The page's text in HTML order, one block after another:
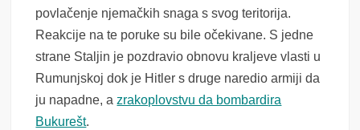
povlačenje njemačkih snaga s svog teritorija.
Reakcije na te poruke su bile očekivane. S jedne
strane Staljin je pozdravio obnovu kraljeve vlasti u
Rumunjskoj dok je Hitler s druge naredio armiji da
ju napadne, azrakoplovstvu da bombardira
Bukurešt.